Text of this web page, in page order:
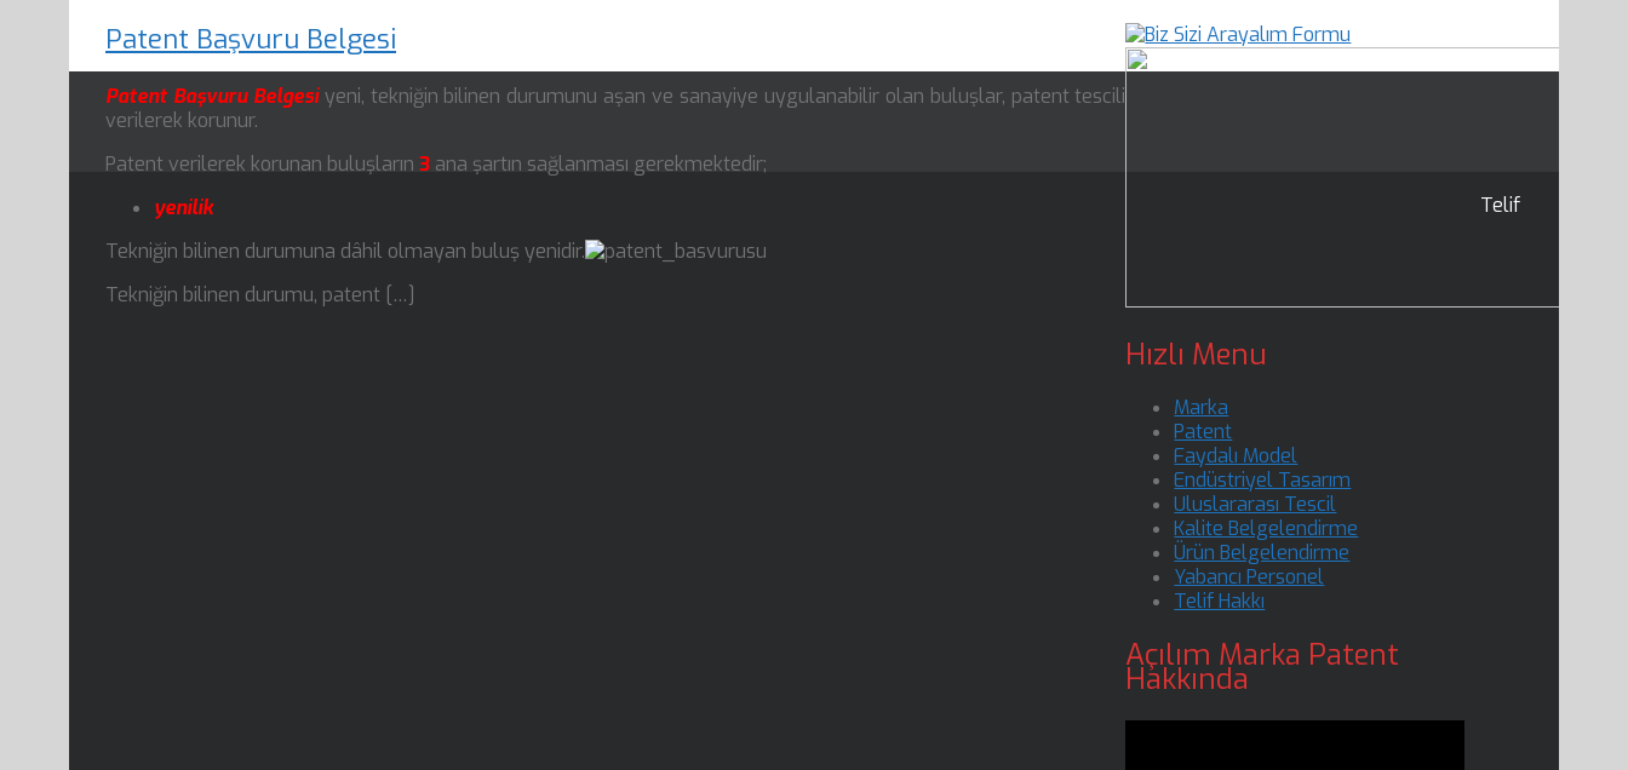
Patent Başvuru Belgesi
Patent Başvuru Belgesiyeni, tekniğin bilinen durumunu aşan ve sanayiye uygulanabilir olan buluşlar, patent tescili
verilerek korunur.
Patent verilerek korunan buluşların 3 ana şartın sağlanması gerekmektedir;
yenilik
Tekniğin bilinen durumuna dâhil olmayan buluş yenidir.
Tekniğin bilinen durumu, patent […]
Hızlı Menu
Marka
Patent
Faydalı Model
Endüstriyel Tasarım
Uluslararası Tescil
Kalite Belgelendirme
Ürün Belgelendirme
Yabancı Personel
Telif Hakkı
Açılım Marka Patent
Hakkında
Telif